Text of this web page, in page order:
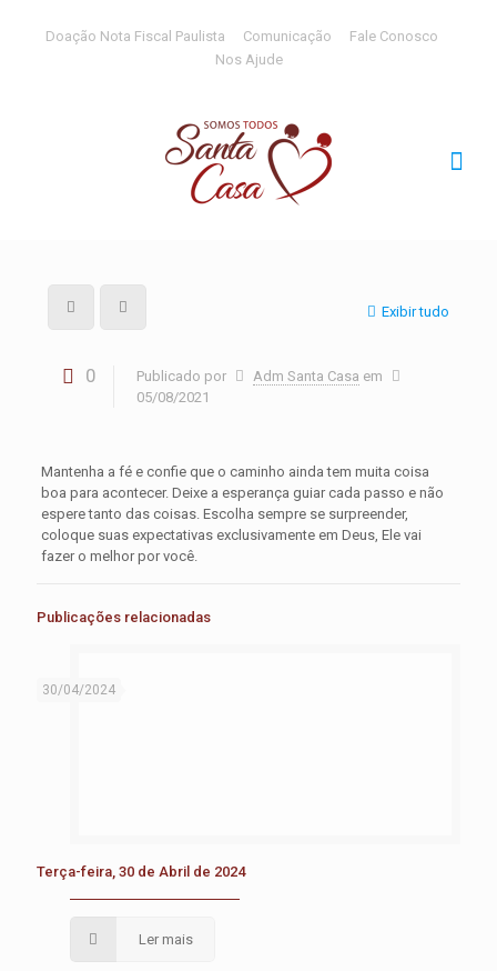
Doação Nota Fiscal Paulista Comunicação
Fale Conosco
Nos Ajude
Exibir tudo
0 Publicado por Adm Santa Casa em
05/08/2021
Mantenha a fé e confie que o caminho ainda tem muita coisa
boa para acontecer. Deixe a esperança guiar cada passo e não
espere tanto das coisas. Escolha sempre se surpreender,
coloque suas expectativas exclusivamente em Deus, Ele vai
fazer o melhor por você.
Publicações relacionadas
30/04/2024
Terça-feira, 30 de Abril de 2024
Ler mais